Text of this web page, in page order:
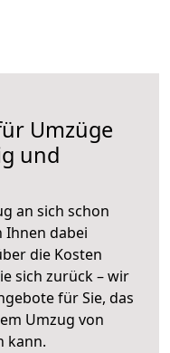
Umzüge
und
an sich schon
Ihnen dabei
die Kosten
sich zurück – wir
für Sie, das
Umzug von
kann.